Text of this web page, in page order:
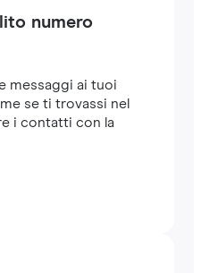
numero
messaggi ai tuoi
se ti trovassi nel
i contatti con la